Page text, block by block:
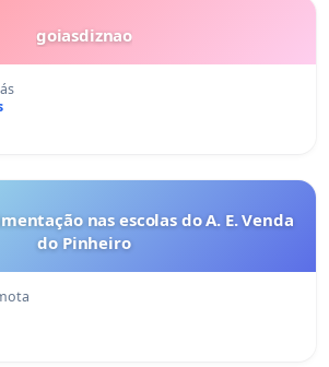
goiasdiznao
nas escolas do A. E. Venda
do Pinheiro